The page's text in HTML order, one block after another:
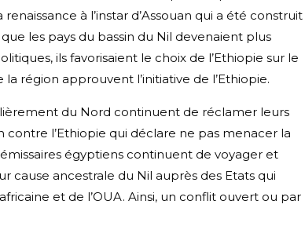
à l’instar d’Assouan qui a été construit
les pays du bassin du Nil devenaient plus
ils favorisaient le choix de l’Ethiopie sur le
région approuvent l’initiative de l’Ethiopie.
du Nord continuent de réclamer leurs
l’Ethiopie qui déclare ne pas menacer la
égyptiens continuent de voyager et
cause ancestrale du Nil auprès des Etats qui
et de l’OUA. Ainsi, un conflit ouvert ou par